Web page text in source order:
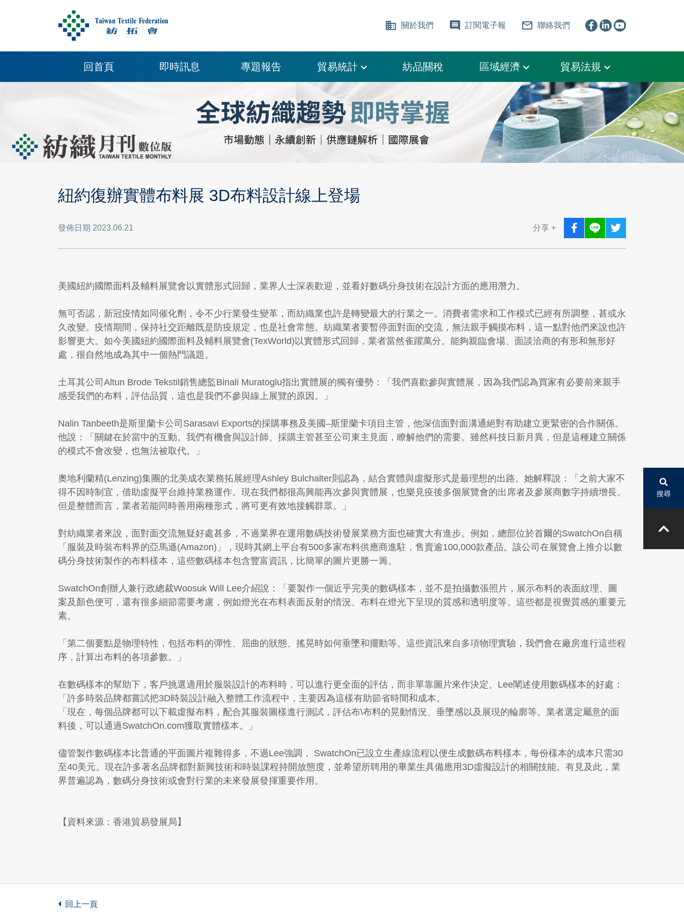
紐約復辦實體布料展 3D布料設計線上登場
發佈日期 2023.06.21 分享 +
美國紐約國際面料及輔料展覽會以實體形式回歸，業界人士深表歡迎，並看好數碼分身技術在設計方面的應用潛力。
無可否認，新冠疫情如同催化劑，令不少行業發生變革，而紡織業也許是轉變最大的行業之一。消費者需求和工作模式已經有所調整，甚或永
久改變。疫情期間，保持社交距離既是防疫規定，也是社會常態。紡織業者要暫停面對面的交流，無法親手觸摸布料，這一點對他們來說也許
影響更大。如今美國紐約國際面料及輔料展覽會(TexWorld)以實體形式回歸，業者當然雀躍萬分。能夠親臨會場、面談洽商的有形和無形好
處，很自然地成為其中一個熱門議題。
土耳其公司Altun Brode Tekstil銷售總監Binali Muratoglu指出實體展的獨有優勢：「我們喜歡參與實體展，因為我們認為買家有必要前來親手
感受我們的布料，評估品質，這也是我們不參與線上展覽的原因。」
Nalin Tanbeeth是斯里蘭卡公司Sarasavi Exports的採購事務及美國–斯里蘭卡項目主管，他深信面對面溝通絕對有助建立更緊密的合作關係。
他說：「關鍵在於當中的互動。我們有機會與設計師、採購主管甚至公司東主見面，瞭解他們的需要。雖然科技日新月異，但是這種建立關係
的模式不會改變，也無法被取代。」
奧地利蘭精(Lenzing)集團的北美成衣業務拓展經理Ashley Bulchalter則認為，結合實體與虛擬形式是最理想的出路。她解釋說：「之前大家不
得不因時制宜，借助虛擬平台維持業務運作。現在我們都很高興能再次參與實體展，也樂見疫後多個展覽會的出席者及參展商數字持續增長。
但是整體而言，業者若能同時善用兩種形式，將可更有效地接觸群眾。」
對紡織業者來說，面對面交流無疑好處甚多，不過業界在運用數碼技術發展業務方面也確實大有進步。例如，總部位於首爾的SwatchOn自稱
「服裝及時裝布料界的亞馬遜(Amazon)」，現時其網上平台有500多家布料供應商進駐，售賣逾100,000款產品。該公司在展覽會上推介以數
碼分身技術製作的布料樣本，這些數碼樣本包含豐富資訊，比簡單的圖片更勝一籌。
SwatchOn創辦人兼行政總裁Woosuk Will Lee介紹說：「要製作一個近乎完美的數碼樣本，並不是拍攝數張照片，展示布料的表面紋理、圖
案及顏色便可，還有很多細節需要考慮，例如燈光在布料表面反射的情況、布料在燈光下呈現的質感和透明度等。這些都是視覺質感的重要元
素。
「第二個要點是物理特性，包括布料的彈性、屈曲的狀態、搖晃時如何垂墜和擺動等。這些資訊來自多項物理實驗，我們會在廠房進行這些程
序，計算出布料的各項參數。」
在數碼樣本的幫助下，客戶挑選適用於服裝設計的布料時，可以進行更全面的評估，而非單靠圖片來作決定。Lee闡述使用數碼樣本的好處：
「許多時裝品牌都嘗試把3D時裝設計融入整體工作流程中，主要因為這樣有助節省時間和成本。
「現在，每個品牌都可以下載虛擬布料，配合其服裝圖樣進行測試，評估布\布料的晃動情況、垂墜感以及展現的輪廓等。業者選定屬意的面
料後，可以通過SwatchOn.com獲取實體樣本。」
儘管製作數碼樣本比普通的平面圖片複雜得多，不過Lee強調， SwatchOn已設立生產線流程以便生成數碼布料樣本，每份樣本的成本只需30
至40美元。現在許多著名品牌都對新興技術和時裝課程持開放態度，並希望所聘用的畢業生具備應用3D虛擬設計的相關技能。有見及此，業
界普遍認為，數碼分身技術或會對行業的未來發展發揮重要作用。
【資料來源：香港貿易發展局】
回上一頁
business 關於我們 comment 訂閱電子報 mail_outline 聯絡我們
回首頁 即時訊息 專題報告 貿易統計 紡品關稅 區域經濟 貿易法規
搜尋